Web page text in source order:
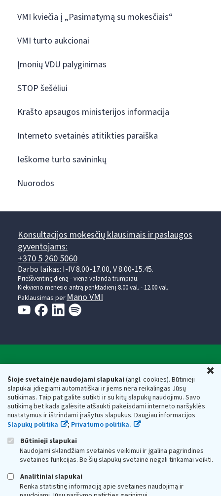
Šioje svetainėje naudojami slapukai(angl. cookies). Būtinieji
slapukai įdiegiami automatiškai ir jiems nėra reikalingas Jūsų
sutikimas. Taip pat galite sutikti ir su kitų slapukų naudojimu. Savo
sutikimą bet kada galėsite atšaukti pakeisdami interneto naršyklės
nustatymus ir ištrindami įrašytus slapukus. Daugiau informacijos
Slapukų politika
; Privatumo politika.
Būtinieji slapukai
Naudojami sklandžiam svetainės veikimui ir įgalina pagrindines
svetainės funkcijas. Be šių slapukų svetainė negali tinkamai veikti.
Analitiniai slapukai
Renka statistinę informaciją apie svetainės naudojimą ir
VMI kviečia į „Pasimatymą su mokesčiais“
VMI turto aukcionai
Įmonių VDU palyginimas
STOP šešėliui
Krašto apsaugos ministerijos informacija
Interneto svetainės atitikties paraiška
Ieškome turto savininkų
Nuorodos
Konsultacijos mokesčių klausimais ir paslaugos
gyventojams:
+370 5 260 5060
Darbo laikas: I-IV 8.00-17.00, V 8.00-15.45.
Prieššventinę dieną - viena valanda trumpiau.
Kiekvieno mėnesio antrą penktadienį 8.00 val. - 12.00 val.
Paklausimas per Mano VMI
Respublikos finansų ministerijos
Biudžetinė įstaiga. Juridinio asmens kodas — 188659752,
adresas: Vasario 16-osios g. 14, 01107 Vilnius, Lietuva, el.paštas:
vmi@vmi.lt, E. pristatymo dėžutės adresas 188659752
Duomenys apie Valstybinę mokesčių inspekciją prie Lietuvos
Respublikos finansų ministerijos kaupiami ir saugomi Juridinių